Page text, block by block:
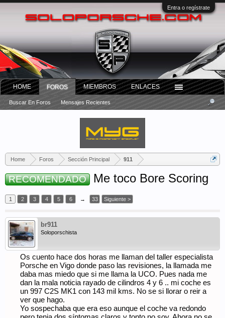
Entra o regístrate
Home Foros Sección Principal 911
RECOMENDADO Me toco Bore Scoring
1 2 3 4 5 6 → 33 Siguiente >
br911
Soloporschista
Os cuento hace dos horas me llaman del taller especialista
Porsche en Vigo donde paso las revisiones, la llamada me
daba mas miedo que si me llama la UCO. Pues nada me
dan la mala noticia rayado de cilindros 4 y 6 .. mi coche es
un 997 C2S MK1 con 143 mil kms. No se si llorar o reir a
ver que hago.
Yo sospechaba que era eso aunque el coche va redondo
HOME FOROS
Buscar En Foros Mensajes Recientes
MIEMBROS ENLACES